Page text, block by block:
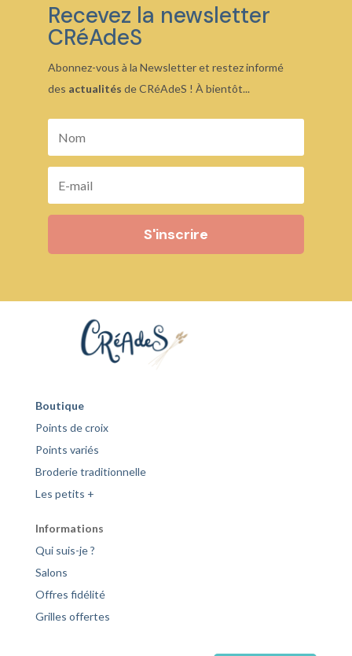
Recevez la newsletter
CRéAdeS
Abonnez-vous à la Newsletter et restez informé
des actualités de CRéAdeS ! À bientôt...
S'inscrire
Boutique
Points de croix
Points variés
Broderie traditionnelle
Les petits +
Informations
Qui suis-je ?
Salons
Offres fidélité
Grilles offertes